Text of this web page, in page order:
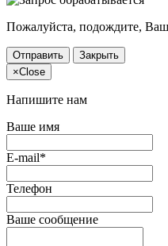
Пожалуйста, подождите, Ваш
Отправить
Закрыть
×Close
Напишите нам
Ваше имя
E-mail*
Телефон
Ваше сообщение